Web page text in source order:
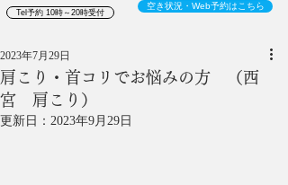
Tel予約 10時～20時受付
空き状況・Web予約はこちら
肩こり・首コリでお悩みの方 （西
宮 肩こり）
2023年7月29日
更新日： 2023年9月29日